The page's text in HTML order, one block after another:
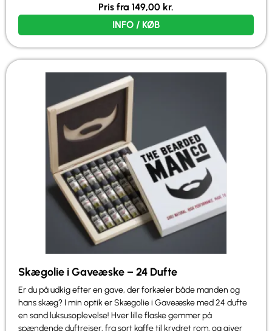
Pris fra 149,00 kr.
INFO / KØB
Skægolie i Gaveæske – 24 Dufte
Er du på udkig efter en gave, der forkæler både manden og
hans skæg? I min optik er Skægolie i Gaveæske med 24 dufte
en sand luksusoplevelse! Hver lille flaske gemmer på
spændende duftrejser, fra sort kaffe til krydret rom, og giver